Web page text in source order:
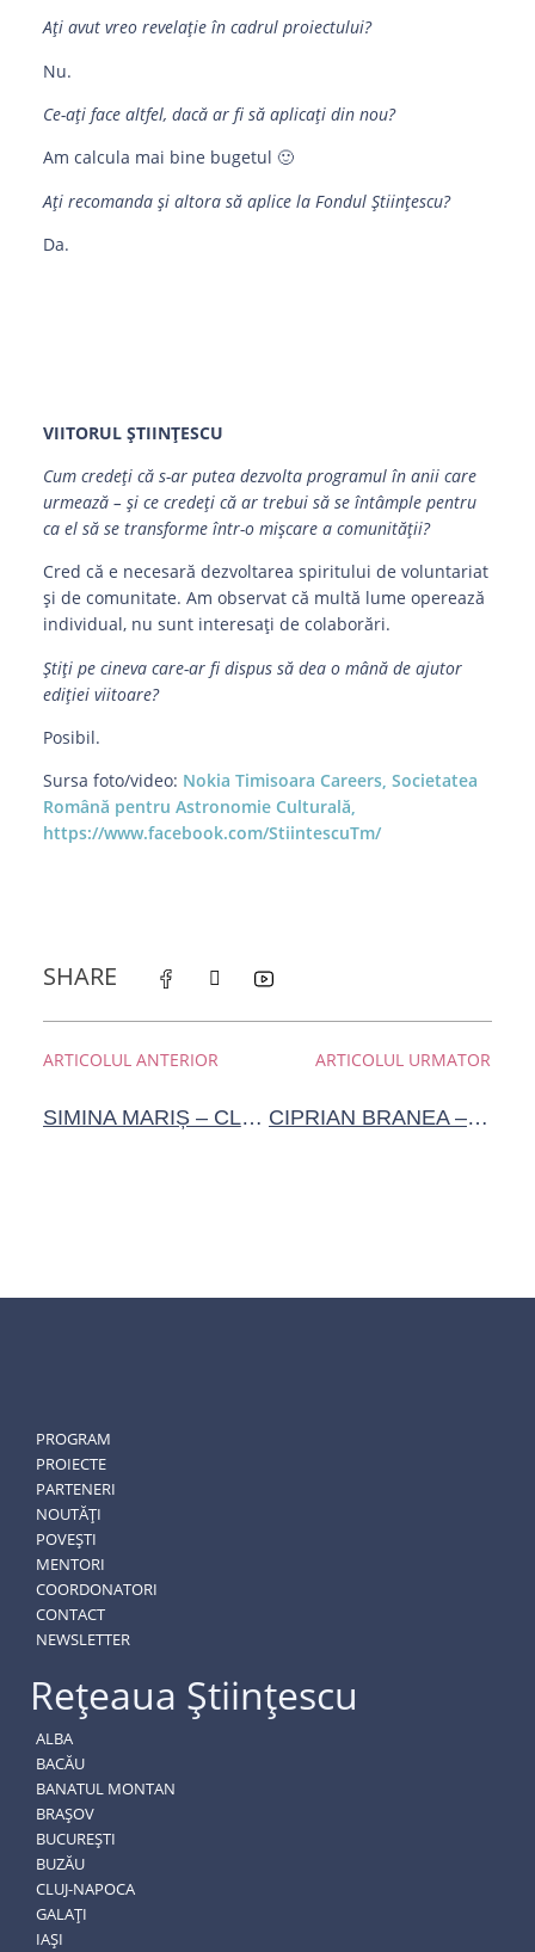
Ați avut vreo revelație în cadrul proiectului?
Nu.
Ce-ați face altfel, dacă ar fi să aplicați din nou?
Am calcula mai bine bugetul 🙂
Ați recomanda și altora să aplice la Fondul Științescu?
Da.
VIITORUL ȘTIINȚESCU
Cum credeți că s-ar putea dezvolta programul în anii care
urmează – și ce credeți că ar trebui să se întâmple pentru
ca el să se transforme într-o mișcare a comunității?
Cred că e necesară dezvoltarea spiritului de voluntariat
și de comunitate. Am observat că multă lume operează
individual, nu sunt interesați de colaborări.
Știți pe cineva care-ar fi dispus să dea o mână de ajutor
ediției viitoare?
Posibil.
Sursa foto/video: Nokia Timisoara Careers, Societatea
Română pentru Astronomie Culturală,
https://www.facebook.com/StiintescuTm/
SHARE
ARTICOLUL ANTERIOR ARTICOLUL URMATOR
SIMINA MARIȘ – CLUB DE ȘTIINȚE APLICATE LA SLAVICI CIPRIAN BRANEA – PROIECT EXPERIMENTARIUM
PROGRAM
PROIECTE
PARTENERI
NOUTĂȚI
POVEȘTI
MENTORI
COORDONATORI
CONTACT
NEWSLETTER
Rețeaua Științescu
ALBA
BACĂU
BANATUL MONTAN
BRAȘOV
BUCUREȘTI
BUZĂU
CLUJ-NAPOCA
GALAȚI
IAȘI